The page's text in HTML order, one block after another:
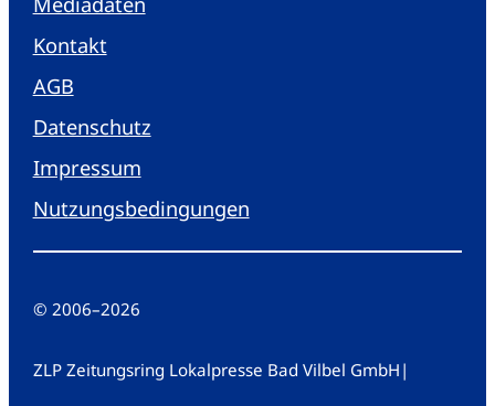
Kontakt
AGB
Datenschutz
Impressum
Nutzungsbedingungen
© 2006–2026
ZLP Zeitungsring Lokalpresse Bad Vilbel GmbH |